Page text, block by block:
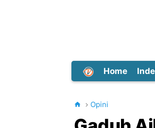
Home
Opini